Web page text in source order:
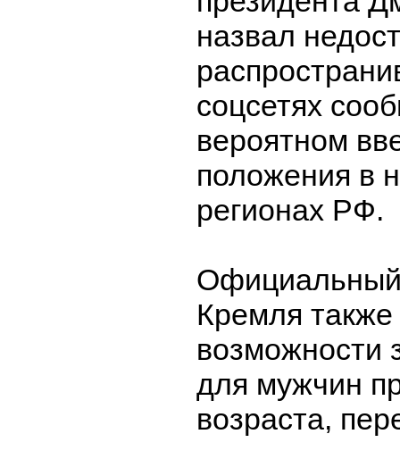
назвал
соцсетях
вероятном
положения в
регионах РФ.
Официальный
Кремля также
возможности
для мужчин
возраста,